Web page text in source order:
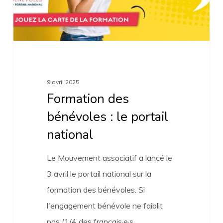
national
9 avril 2025
Formation des
bénévoles : le portail
national
Le Mouvement associatif a lancé le
3 avril le portail national sur la
formation des bénévoles. Si
l'engagement bénévole ne faiblit